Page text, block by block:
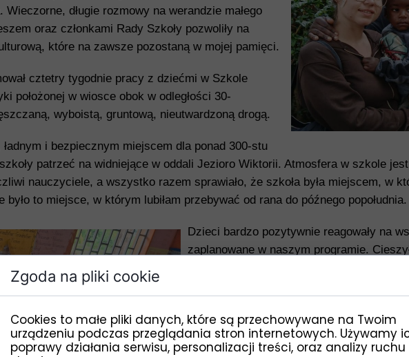
długie rozmowy na werandzie małego
oraz członkami Rady Szkoły pozwoliły na
które na zawsze pozostaną w mojej pamięci.
cztetry tygodnie pracy z dziećmi w Szkole
położonej w wiosce obok w odległości 30-
wyboistą, gruntową, nieutwardzoną drogą.
i bezpiecznym miejscem dla ponad 300-stu
patrzeć na widniejące w oddali Jezioro Wiktorii. Atmosfera w szkole
nauczyciele, a wszystko razem sprawiało, że szkoła była miejscem, w
to miejsce, w którym lubiłam przebywać od rana do późnego popołudnia.
Dzieci bardzo pozytywnie reagowały na
zaplanowane w naszym programie.
plastycznych już sama nie wiem co było
pracy, czy radość z używania
przywiozłyśmy dla Nich z Polski.
które dla dzieci afrykańskich są źródłem
tańców polskich zdobyły ogromną
Zgoda na pliki cookie
Cookies to małe pliki danych, które są przechowywane na Twoim
urządzeniu podczas przeglądania stron internetowych. Używamy
poprawy działania serwisu, personalizacji treści, oraz analizy ruchu